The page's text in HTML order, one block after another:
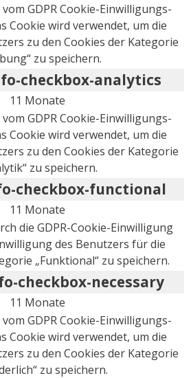
GDPR Cookie-Einwilligungs-
Cookie wird verwendet, um die
zu den Cookies der Kategorie
zu speichern.
checkbox-analytics
11 Monate
GDPR Cookie-Einwilligungs-
Cookie wird verwendet, um die
zu den Cookies der Kategorie
zu speichern.
checkbox-functional
11 Monate
die GDPR-Cookie-Einwilligung
des Benutzers für die
„Funktional“ zu speichern.
checkbox-necessary
11 Monate
GDPR Cookie-Einwilligungs-
Cookie wird verwendet, um die
zu den Cookies der Kategorie
zu speichern.